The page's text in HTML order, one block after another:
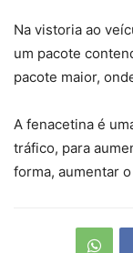
Na vistoria ao
um pacote
pacote maior,
A fenacetina é
tráfico, para
forma, aumentar